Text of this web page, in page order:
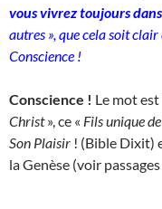
vous vivrez toujours
autres », que cela soit
Conscience !
Conscience ! Le mot est
Christ», ce « Fils unique
Son Plaisir ! (Bible Dixit)
la Genèse (voir